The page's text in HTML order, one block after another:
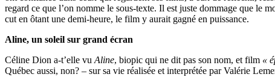
regard ce que l’on nomme le sous-texte. Il est juste dommage que le
cut en ôtant une demi-heure, le film y aurait gagné en puissance.
Aline, un soleil sur grand écran
Céline Dion a-t’elle vu Aline, biopic qui ne dit pas son nom, et film «
Québec aussi, non? – sur sa vie réalisée et interprétée par Valérie